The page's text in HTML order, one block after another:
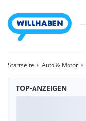
Startseite Auto & Motor
TOP-ANZEIGEN